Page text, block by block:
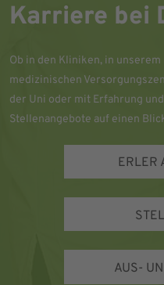
Karriere bei
Ob in den Kliniken, in
medizinischen
der Uni oder mit Erfahrung
Stellenangebote auf einen
ERLER
AUS-